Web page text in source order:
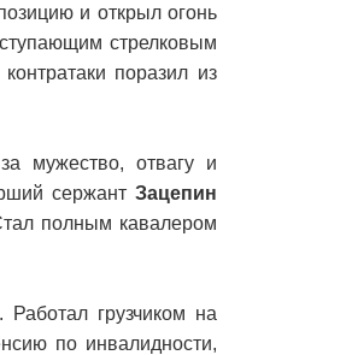
и открыл огонь
стрелковым
поразил из
мужество, отвагу и
сержант Зацепин
полным кавалером
грузчиком на
по инвалидности,